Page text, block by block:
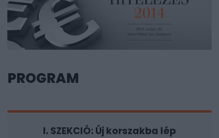
PROGRAM
I. SZEKCIÓ: Új korszakba lép